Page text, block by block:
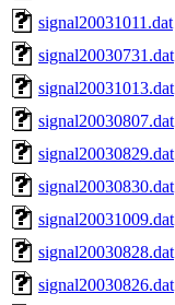
signal20031011.dat
signal20030731.dat
signal20031013.dat
signal20030807.dat
signal20030829.dat
signal20030830.dat
signal20031009.dat
signal20030828.dat
signal20030826.dat